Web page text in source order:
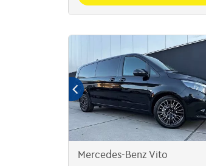
Mercedes-Benz Vito